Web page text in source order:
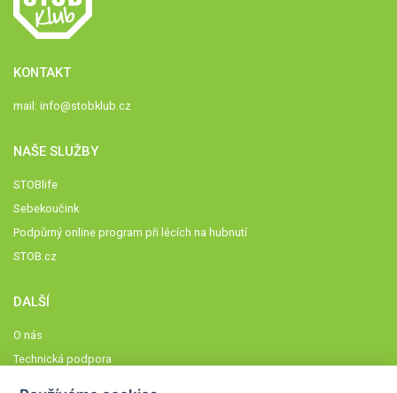
KONTAKT
mail: info@stobklub.cz
NAŠE SLUŽBY
STOBlife
Sebekoučink
Podpůrný online program při lécích na hubnutí
STOB.cz
DALŠÍ
O nás
Technická podpora